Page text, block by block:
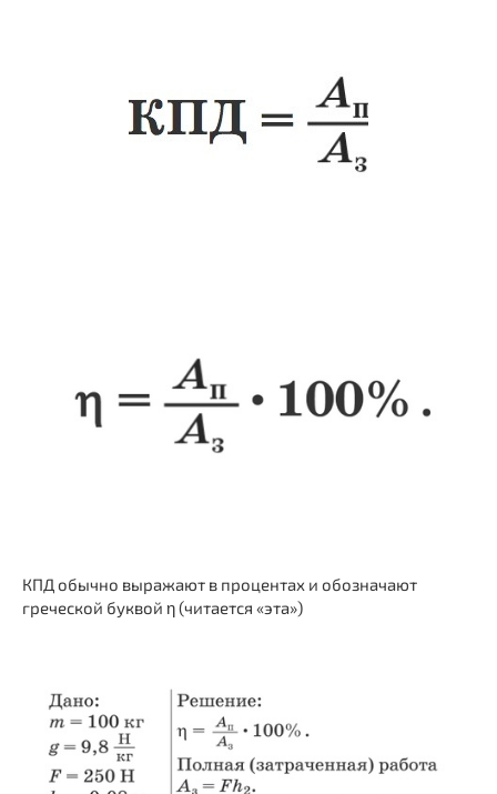
КПД обычно выражают в процентах и обозначают
греческой буквой η (читается «эта»)